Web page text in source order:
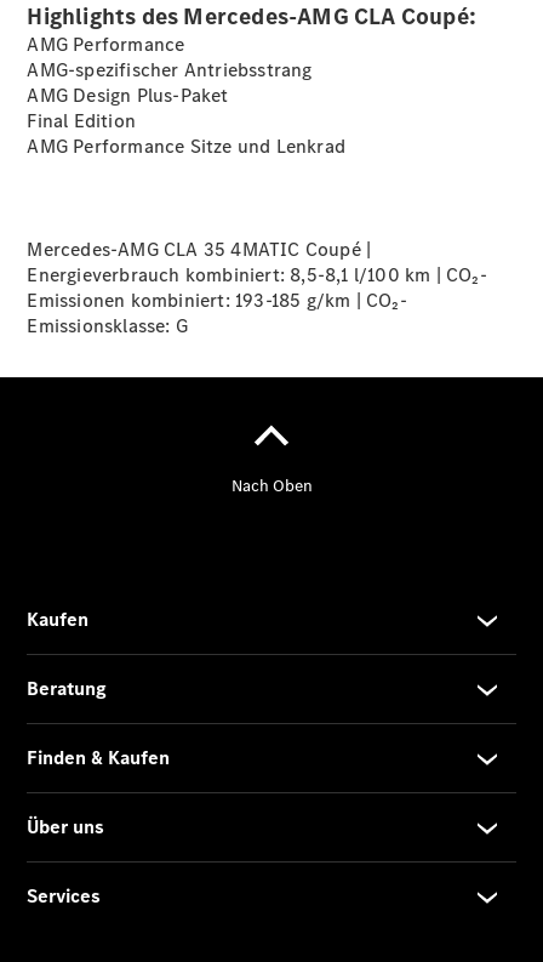
Marco Polo
Gebrauchtwagenangebote
Junge
Sterne
Junge
Sterne -
Warnung: Betrug
CLA mit EQ-
Highlights des Mercedes-AMG CLA Coupé:
AMG Performance
AMG-spezifischer Antriebsstrang
AMG Design Plus-Paket
Final Edition
AMG Performance Sitze und Lenkrad
Mercedes-AMG CLA 35 4MATIC Coupé |
Energieverbrauch kombiniert: 8,5-8,1 l/100 km | CO₂-
Emissionen kombiniert: 193-185 g/km | CO₂-
Emissionsklasse: G